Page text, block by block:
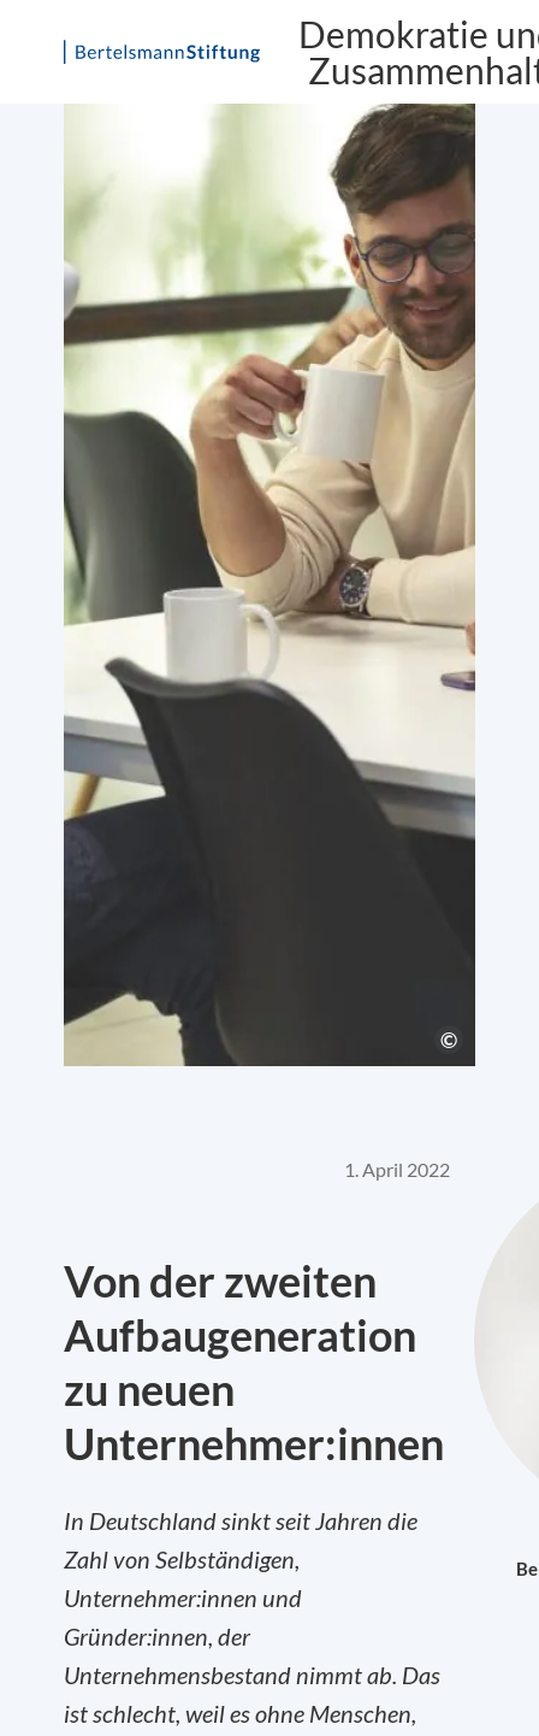
Demokratie
1. April 2022
Von der zweiten
Aufbaugeneration
zu neuen
Unternehmer:innen
In Deutschland sinkt seit Jahren die
Zahl von Selbständigen,
Unternehmer:innen und
Gründer:innen, der
Unternehmensbestand nimmt ab. Das
ist schlecht, weil es ohne Menschen,